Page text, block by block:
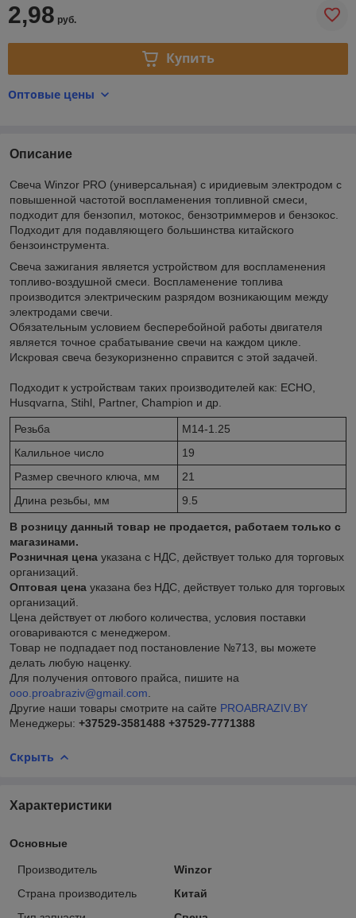
2,98 руб.
Купить
Оптовые цены
Описание
Свеча Winzor PRO (универсальная) с иридиевым электродом с
повышенной частотой воспламенения топливной смеси,
подходит для бензопил, мотокос, бензотриммеров и бензокос.
Подходит для подавляющего большинства китайского
бензоинструмента.
Свеча зажигания является устройством для воспламенения
топливо-воздушной смеси. Воспламенение топлива
производится электрическим разрядом возникающим между
электродами свечи.
Обязательным условием бесперебойной работы двигателя
является точное срабатывание свечи на каждом цикле.
Искровая свеча безукоризненно справится с этой задачей.
Подходит к устройствам таких производителей как: ECHO,
Husqvarna, Stihl, Partner, Champion и др.
Резьба
M14-1.25
Калильное число
19
Размер свечного ключа, мм
21
Длина резьбы, мм
9.5
В розницу данный товар не продается, работаем только с
магазинами.
Розничная цена указана с НДС, действует только для торговых
организаций.
Оптовая цена указана без НДС, действует только для торговых
организаций.
Цена действует от любого количества, условия поставки
оговариваются с менеджером.
Товар не подпадает под постановление №713, вы можете
делать любую наценку.
Для получения оптового прайса, пишите на
ooo.proabraziv@gmail.com
Другие наши товары смотрите на сайте PROABRAZIV.BY
Менеджеры: +37529-3581488 +37529-7771388
Скрыть
Характеристики
Основные
Производитель
Winzor
Страна производитель
Китай